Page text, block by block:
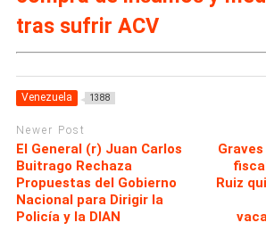
tras sufrir ACV
Venezuela 1388
Newer Post
El General (r) Juan Carlos
Buitrago Rechaza
Propuestas del Gobierno
Nacional para Dirigir la
Policía y la DIAN
Ruiz